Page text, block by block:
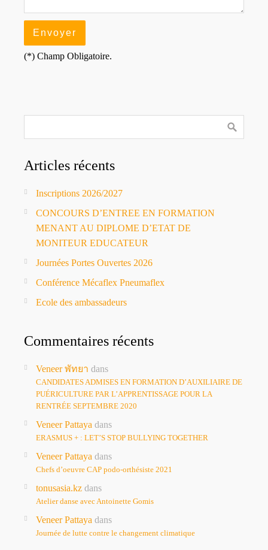
(*) Champ Obligatoire.
Articles récents
Inscriptions 2026/2027
CONCOURS D’ENTREE EN FORMATION
MENANT AU DIPLOME D’ETAT DE
MONITEUR EDUCATEUR
Journées Portes Ouvertes 2026
Conférence Mécaflex Pneumaflex
Ecole des ambassadeurs
Commentaires récents
Veneer พัทยา dans
CANDIDATES ADMISES EN FORMATION D’AUXILIAIRE DE
PUÉRICULTURE PAR L’APPRENTISSAGE POUR LA
RENTRÉE SEPTEMBRE 2020
Veneer Pattaya dans
ERASMUS + : LET’S STOP BULLYING TOGETHER
Veneer Pattaya dans
Chefs d’oeuvre CAP podo-orthésiste 2021
tonusasia.kz dans
Atelier danse avec Antoinette Gomis
Veneer Pattaya dans
Journée de lutte contre le changement climatique